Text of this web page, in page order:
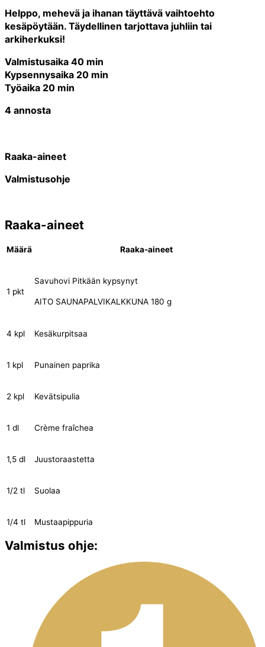
Helppo, mehevä ja ihanan täyttävä vaihtoehto
kesäpöytään. Täydellinen tarjottava juhliin tai
arkiherkuksi!
Valmistusaika 40 min
Kypsennysaika 20 min
Työaika 20 min
4 annosta
Raaka-aineet
Valmistusohje
Raaka-aineet
Määrä Raaka-aineet
1 pkt
Savuhovi Pitkään kypsynyt
AITO SAUNAPALVIKALKKUNA 180 g
4 kpl Kesäkurpitsaa
1 kpl Punainen paprika
2 kpl Kevätsipulia
1 dl Crème fraîchea
1,5 dl Juustoraastetta
1/2 tl Suolaa
1/4 tl Mustaapippuria
Valmistus ohje: